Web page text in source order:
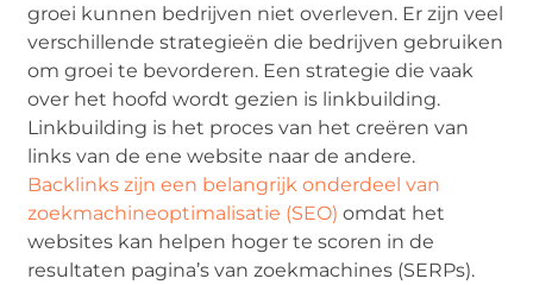
groei kunnen bedrijven niet overleven. Er zijn veel
verschillende strategieën die bedrijven gebruiken
om groei te bevorderen. Een strategie die vaak
over het hoofd wordt gezien is linkbuilding.
Linkbuilding is het proces van het creëren van
links van de ene website naar de andere.
Backlinks zijn een belangrijk onderdeel van
zoekmachineoptimalisatie (SEO) omdat het
websites kan helpen hoger te scoren in de
resultaten pagina’s van zoekmachines (SERPs).